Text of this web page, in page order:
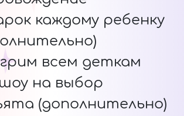
каждому ребенку
всем деткам
на выбор
(дополнительно)